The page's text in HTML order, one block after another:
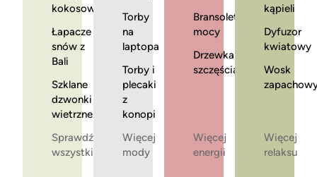
kokosowe
Łapacze
snów z
Bali
Szklane
dzwonki
wietrzne
Sprawdź
wszystkie
Torby
na
laptopa
Torby i
plecaki
z
konopi
Więcej
mody
Bransoletki
mocy
Drzewka
szczęścia
Więcej
energii
kąpieli
Dyfuzor
kwiatowy
Wosk
Więcej
relaksu